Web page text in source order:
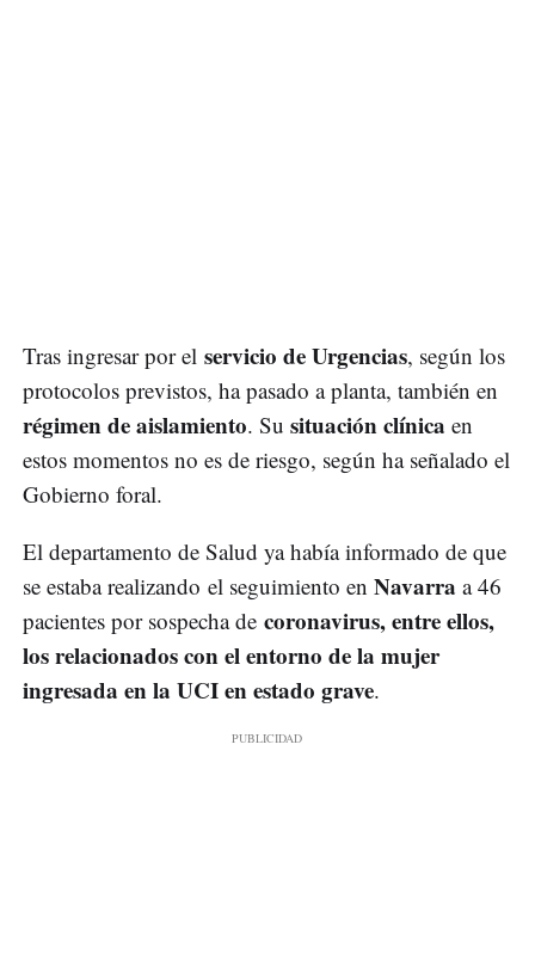
Tras ingresar por el servicio de Urgencias, según los
protocolos previstos, ha pasado a planta, también en
régimen de aislamiento. Su situación clínica en
estos momentos no es de riesgo, según ha señalado el
Gobierno foral.
El departamento de Salud ya había informado de que
se estaba realizando el seguimiento en Navarra a 46
pacientes por sospecha de coronavirus, entre ellos,
los relacionados con el entorno de la mujer
ingresada en la UCI en estado grave.